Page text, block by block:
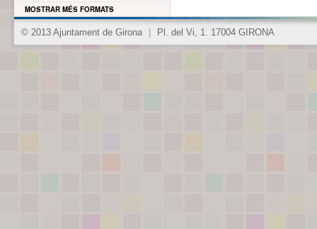
MOSTRAR MÉS FORMATS
© 2013 Ajuntament de Girona Pl. del Vi, 1. 17004 GIRONA